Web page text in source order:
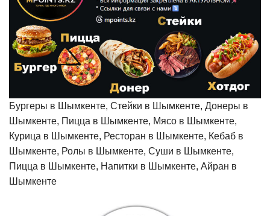
Бургеры в Шымкенте, Стейки в Шымкенте, Донеры в
Шымкенте, Пицца в Шымкенте, Мясо в Шымкенте,
Курица в Шымкенте, Ресторан в Шымкенте, Кебаб в
Шымкенте, Ролы в Шымкенте, Суши в Шымкенте,
Пицца в Шымкенте, Напитки в Шымкенте, Айран в
Шымкенте